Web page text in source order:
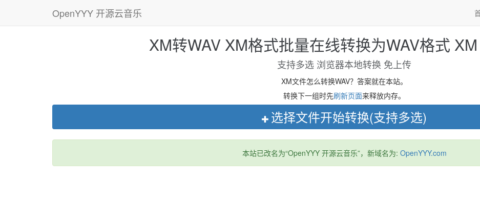
OpenYYY 开源云音乐
XM转WAV XM格式批量在线转换为WAV格式
支持多选 浏览器本地转换 免上传
XM文件怎么转换WAV？答案就在本站。
转换下一组时先刷新页面来释放内存。
选择文件开始转换(支持多选)
本站已改名为“OpenYYY 开源云音乐”，新域名为: OpenYYY.com